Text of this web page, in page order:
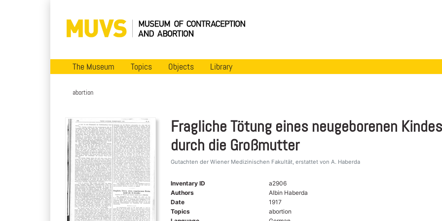
The Museum Topics Objects Library
abortion
Fragliche Tötung eines neugeborenen Kindes
durch die Großmutter
Gutachten der Wiener Medizinischen Fakultät, erstattet von A. Haberda
Inventary ID
a2906
Authors
Albin Haberda
Date
1917
Topics
abortion